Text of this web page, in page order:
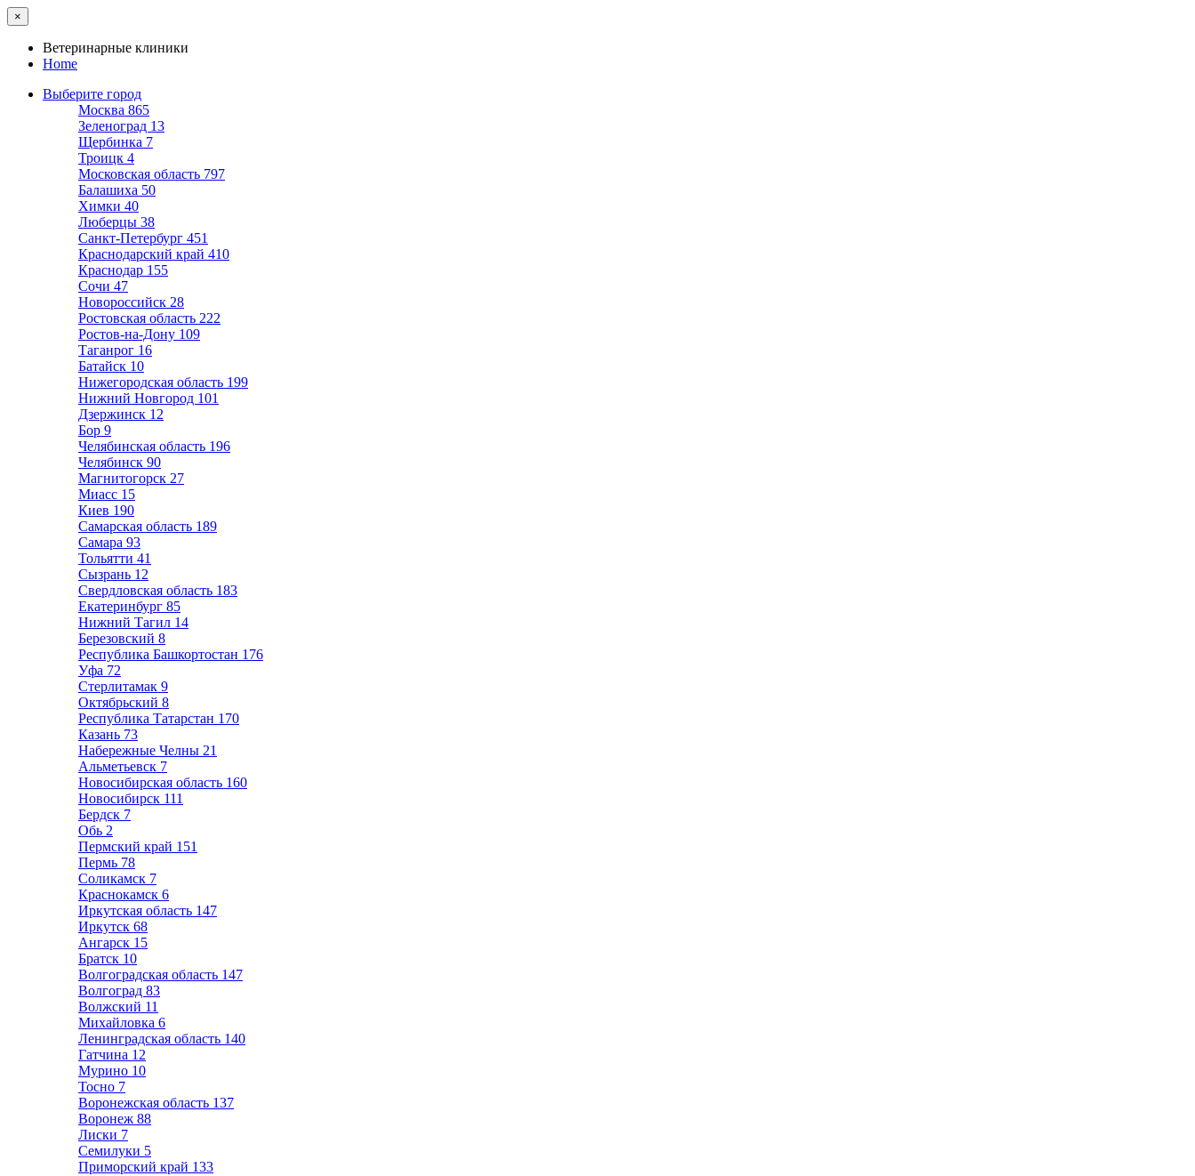
×
Ветеринарные клиники
Home
Выберите город
Москва 865
Зеленоград 13
Щербинка 7
Троицк 4
Московская область 797
Балашиха 50
Химки 40
Люберцы 38
Санкт-Петербург 451
Краснодарский край 410
Краснодар 155
Сочи 47
Новороссийск 28
Ростовская область 222
Ростов-на-Дону 109
Таганрог 16
Батайск 10
Нижегородская область 199
Нижний Новгород 101
Дзержинск 12
Бор 9
Челябинская область 196
Челябинск 90
Магнитогорск 27
Миасс 15
Киев 190
Самарская область 189
Самара 93
Тольятти 41
Сызрань 12
Свердловская область 183
Екатеринбург 85
Нижний Тагил 14
Березовский 8
Республика Башкортостан 176
Уфа 72
Стерлитамак 9
Октябрьский 8
Республика Татарстан 170
Казань 73
Набережные Челны 21
Альметьевск 7
Новосибирская область 160
Новосибирск 111
Бердск 7
Обь 2
Пермский край 151
Пермь 78
Соликамск 7
Краснокамск 6
Иркутская область 147
Иркутск 68
Ангарск 15
Братск 10
Волгоградская область 147
Волгоград 83
Волжский 11
Михайловка 6
Ленинградская область 140
Гатчина 12
Мурино 10
Тосно 7
Воронежская область 137
Воронеж 88
Лиски 7
Семилуки 5
Приморский край 133